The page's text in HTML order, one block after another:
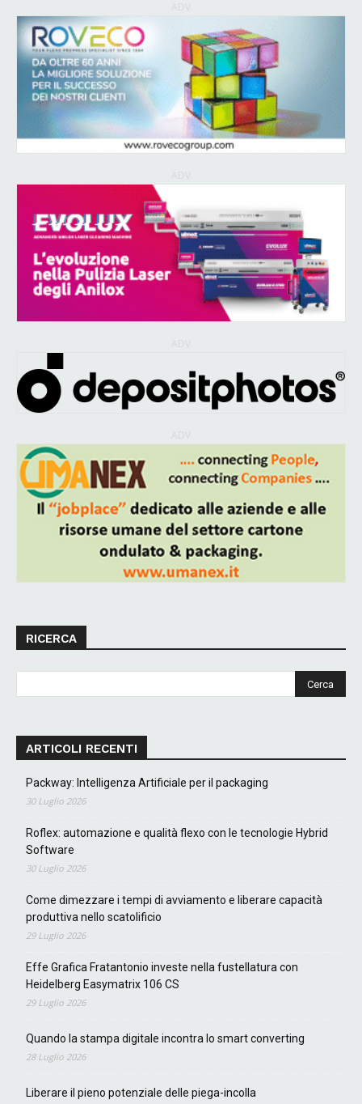
RICERCA
ARTICOLI RECENTI
Packway: Intelligenza Artificiale per il packaging
30 Luglio 2026
Roflex: automazione e qualità flexo con le tecnologie Hybrid
Software
30 Luglio 2026
Come dimezzare i tempi di avviamento e liberare capacità
produttiva nello scatolificio
29 Luglio 2026
Effe Grafica Fratantonio investe nella fustellatura con
Heidelberg Easymatrix 106 CS
29 Luglio 2026
Quando la stampa digitale incontra lo smart converting
28 Luglio 2026
Liberare il pieno potenziale delle piega-incolla